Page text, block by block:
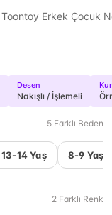
Toontoy Erkek Çocuk
Desen
Nakışlı / İşlemeli
5 Farklı Beden
13-14 Yaş 8-9 Yaş
2 Farklı Renk